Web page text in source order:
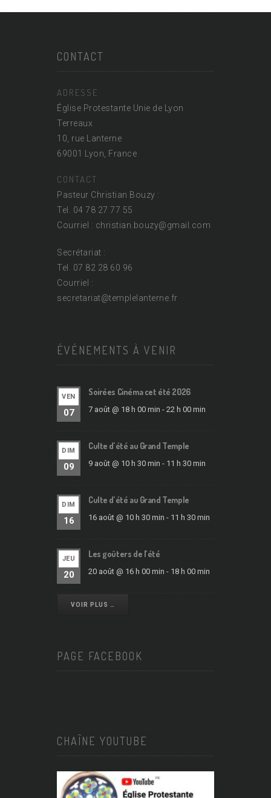
CONTACT
ADRESSE
Église Protestante Unie de Lyon
Terreaux
10, rue Lanterne
69001 Lyon, France
CONTACT
Pasteur Christian Bouzy :
Tel. 04 78 27 77 55
Courriel : christian.bouzy@gmail.com
Secrétariat :
Tel. 07 82 28 60 96
Courriel :
secretariat@templelanterne.fr
ÉVÉNEMENTS À VENIR
VEN
07
Soirées Cinéma cet été 2026
7 août @ 18 h 00 min - 22 h 00 min
DIM
09
Culte d’été au Grand Temple
9 août @ 10 h 30 min - 11 h 30 min
DIM
16
Culte d’été au Grand Temple
16 août @ 10 h 30 min - 11 h 30 min
JEU
20
Les goûters de l’été
20 août @ 16 h 00 min - 18 h 00 min
VOIR PLUS …
PAGE FACEBOOK
CHAÎNE YOUTUBE